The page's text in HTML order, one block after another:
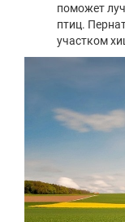
поможет
птиц.
участком